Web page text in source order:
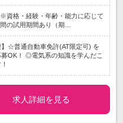
資格・経験・年齢・能力に応じて
の試用期間あり（期…
】☆普通自動車免許(AT限定可) を
OK！ ◎電気系の知識を学んだこ
求人詳細を見る